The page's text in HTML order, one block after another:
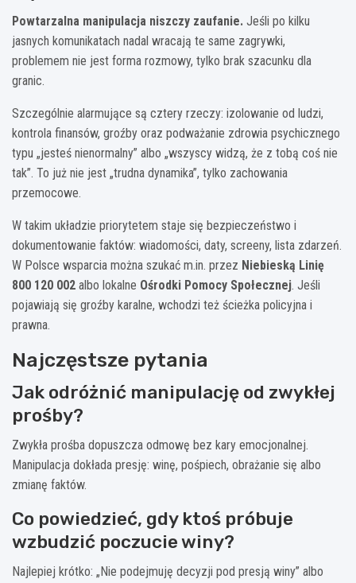
Powtarzalna manipulacja niszczy zaufanie. Jeśli po kilku
jasnych komunikatach nadal wracają te same zagrywki,
problemem nie jest forma rozmowy, tylko brak szacunku dla
granic.
Szczególnie alarmujące są cztery rzeczy: izolowanie od ludzi,
kontrola finansów, groźby oraz podważanie zdrowia psychicznego
typu „jesteś nienormalny” albo „wszyscy widzą, że z tobą coś nie
tak”. To już nie jest „trudna dynamika”, tylko zachowania
przemocowe.
W takim układzie priorytetem staje się bezpieczeństwo i
dokumentowanie faktów: wiadomości, daty, screeny, lista zdarzeń.
W Polsce wsparcia można szukać m.in. przez Niebieską Linię
800 120 002 albo lokalne Ośrodki Pomocy Społecznej. Jeśli
pojawiają się groźby karalne, wchodzi też ścieżka policyjna i
prawna.
Najczęstsze pytania
Jak odróżnić manipulację od zwykłej
prośby?
Zwykła prośba dopuszcza odmowę bez kary emocjonalnej.
Manipulacja dokłada presję: winę, pośpiech, obrażanie się albo
zmianę faktów.
Co powiedzieć, gdy ktoś próbuje
wzbudzić poczucie winy?
Najlepiej krótko: „Nie podejmuję decyzji pod presją winy” albo